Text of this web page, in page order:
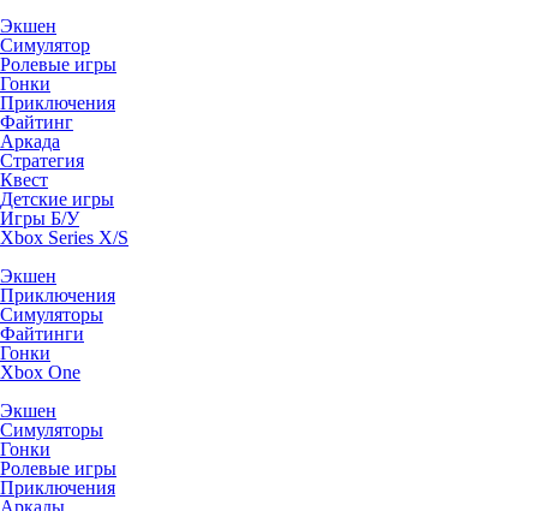
Экшен
Симулятор
Ролевые игры
Гонки
Приключения
Файтинг
Аркада
Стратегия
Квест
Детские игры
Игры Б/У
Xbox Series X/S
Экшен
Приключения
Симуляторы
Файтинги
Гонки
Xbox One
Экшен
Симуляторы
Гонки
Ролевые игры
Приключения
Аркады